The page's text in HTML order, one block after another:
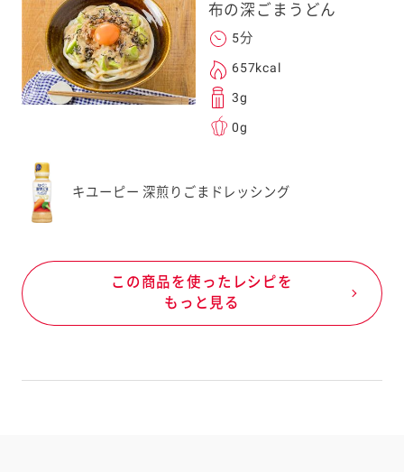
布の深ごまうどん
5分
657kcal
3g
0g
キユーピー 深煎りごまドレッシング
この商品を使ったレシピを
もっと見る